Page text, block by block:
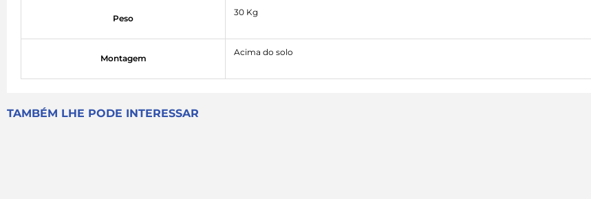
Peso
30 Kg
Montagem
Acima do solo
TAMBÉM LHE PODE INTERESSAR